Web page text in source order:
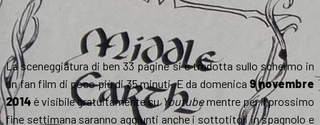
La sceneggiatura di ben 33 pagine si è tradotta sullo schermo in
un fan film di poco più di 35 minuti. E da domenica 9 novembre
2014 è visibile gratuitamente suYoutubementre per il prossimo
fine settimana saranno aggiunti anche i sottotitoli in spagnolo e